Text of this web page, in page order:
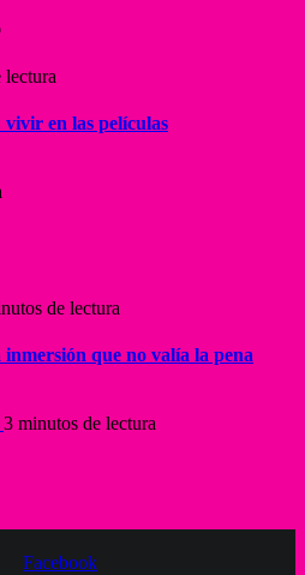
lectura
vivir en las películas
de lectura
que no valía la pena
3 minutos de lectura
Facebook